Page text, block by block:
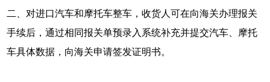
二、对进口汽车和摩托车整车，收货人可在向海关办理报关
手续后，通过相同报关单预录入系统补充并提交汽车、摩托
车具体数据，向海关申请签发证明书。